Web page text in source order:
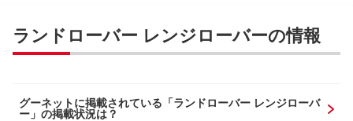
ランドローバー レンジローバーの情報
グーネットに掲載されている「ランドローバー レンジローバ
ー」の掲載状況は？